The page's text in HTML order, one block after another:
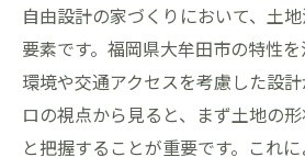
自由設計の家づくりにおいて、土
要素です。福岡県大牟田市の特性
環境や交通アクセスを考慮した設
ロの視点から見ると、まず土地の
と把握することが重要です。これ